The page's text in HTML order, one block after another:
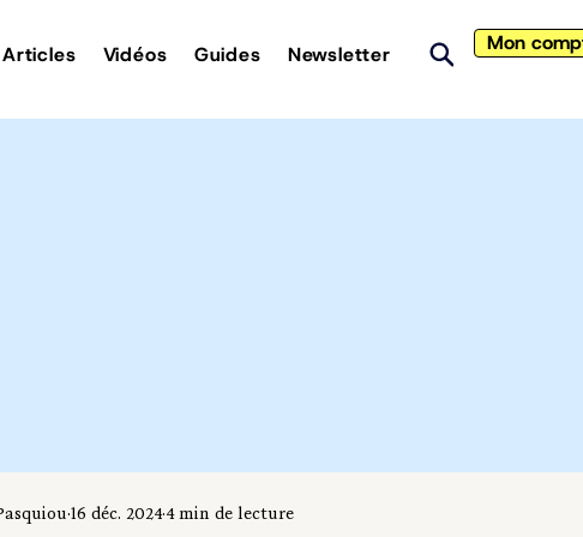
Articles Vidéos Guides Newsletter Mon
16 déc. 2024 4 min de lecture